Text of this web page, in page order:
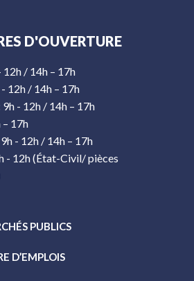
D'OUVERTURE
12h / 14h – 17h
12h / 14h – 17h
- 12h / 14h – 17h
– 17h
- 12h / 14h – 17h
- 12h (État-Civil/ pièces
PUBLICS
D’EMPLOIS